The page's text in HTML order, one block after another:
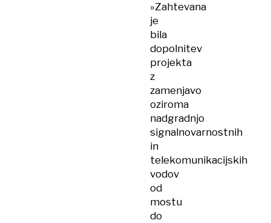
»Zahtevana
je
bila
dopolnitev
projekta
z
zamenjavo
oziroma
nadgradnjo
signalnovarnostnih
in
telekomunikacijskih
vodov
od
mostu
do